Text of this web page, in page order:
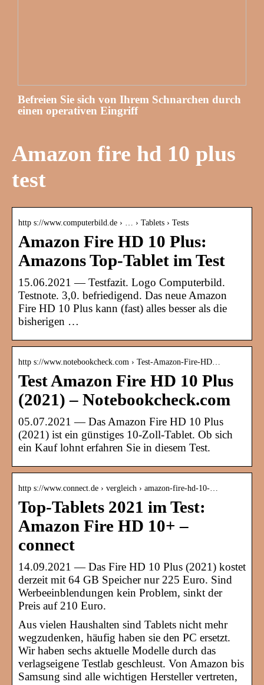
Befreien Sie sich von Ihrem Schnarchen durch
einen operativen Eingriff
Amazon fire hd 10 plus
test
http s://www.computerbild.de › … › Tablets › Tests
Amazon Fire HD 10 Plus:
Amazons Top-Tablet im Test
15.06.2021 — Testfazit. Logo Computerbild.
Testnote. 3,0. befriedigend. Das neue Amazon
Fire HD 10 Plus kann (fast) alles besser als die
bisherigen …
http s://www.notebookcheck.com › Test-Amazon-Fire-HD…
Test Amazon Fire HD 10 Plus
(2021) – Notebookcheck.com
05.07.2021 — Das Amazon Fire HD 10 Plus
(2021) ist ein günstiges 10-Zoll-Tablet. Ob sich
ein Kauf lohnt erfahren Sie in diesem Test.
http s://www.connect.de › vergleich › amazon-fire-hd-10-…
Top-Tablets 2021 im Test:
Amazon Fire HD 10+ –
connect
14.09.2021 — Das Fire HD 10 Plus (2021) kostet
derzeit mit 64 GB Speicher nur 225 Euro. Sind
Werbeeinblendungen kein Problem, sinkt der
Preis auf 210 Euro.
Aus vielen Haushalten sind Tablets nicht mehr
wegzudenken, häufig haben sie den PC ersetzt.
Wir haben sechs aktuelle Modelle durch das
verlagseigene Testlab geschleust. Von Amazon bis
Samsung sind alle wichtigen Hersteller vertreten,